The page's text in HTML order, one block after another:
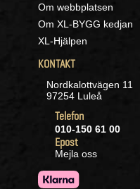
Om webbplatsen
Om XL-BYGG kedjan
XL-Hjälpen
KONTAKT
Nordkalottvägen 11
97254 Luleå
Telefon
010-150 61 00
Epost
Mejla oss